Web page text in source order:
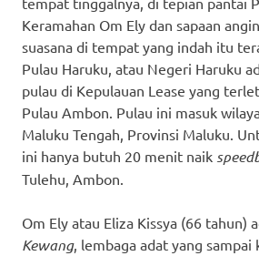
Keramahan Om Ely dan sapaan
suasana di tempat yang indah itu
Pulau Haruku, atau Negeri Haruku
pulau di Kepulauan Lease yang
Pulau Ambon. Pulau ini masuk
Maluku Tengah, Provinsi Maluku.
ini hanya butuh 20 menit naik
Tulehu, Ambon.
Om Ely atau Eliza Kissya (66 tahun)
Kewang, lembaga adat yang